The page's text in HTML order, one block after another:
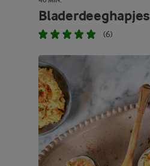
Bladerdeeghapjes
(6)